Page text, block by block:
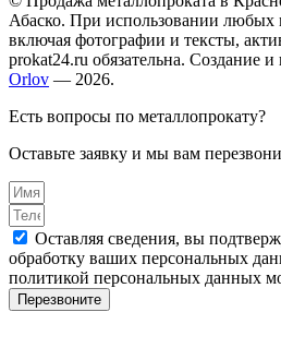
Абаско. При использовании любых
включая фотографии и тексты,
prokat24.ru обязательна. Создание
Orlov — 2026.
Есть вопросы по металлопрокату?
Оставьте заявку и мы вам
Оставляя сведения, вы
обработку ваших персональных
политикой персональных данных
Перезвоните